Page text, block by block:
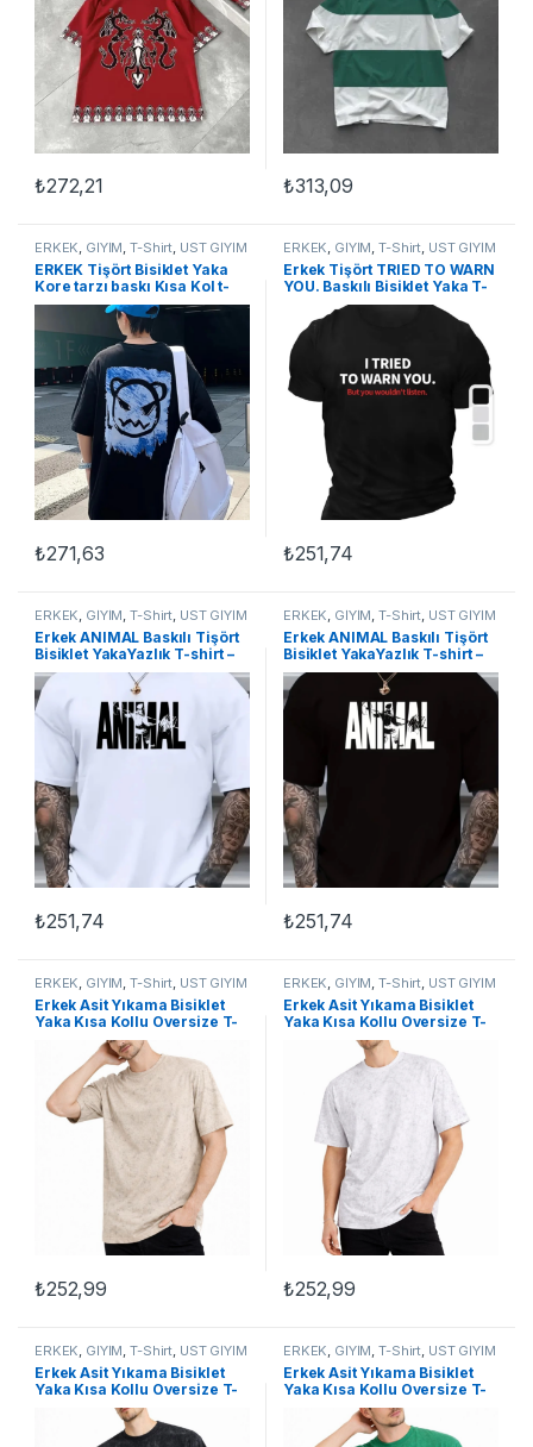
₺272,21
Bu ürünün birden fazla varyasyonu var. Seçenekler ürün
₺313,09
Bu ürünün birden fazla
ERKEK, GİYİM,T-Shirt, ÜST GİYİM
ERKEK Tişört Bisiklet Yaka
Kore tarzı baskı Kısa Kol t-
shirt – Siyah
₺271,63
Bu ürünün birden fazla varyasyonu var. Seçenekler ürün
ERKEK, GİYİM,T-Shirt, ÜST GİYİM
Erkek Tişört TRIED TO WARN
YOU. Baskılı Bisiklet Yaka T-
shirt – Siyah
₺251,74
Bu ürünün birden fazla
ERKEK, GİYİM,T-Shirt, ÜST GİYİM
Erkek ANIMAL Baskılı Tişört
Bisiklet YakaYazlık T-shirt –
Beyaz
₺251,74
Bu ürünün birden fazla varyasyonu var. Seçenekler ürün
ERKEK, GİYİM,T-Shirt, ÜST GİYİM
Erkek ANIMAL Baskılı Tişört
Bisiklet YakaYazlık T-shirt –
Siyah
₺251,74
Bu ürünün birden fazla
ERKEK, GİYİM,T-Shirt, ÜST GİYİM
Erkek Asit Yıkama Bisiklet
Yaka Kısa Kollu Oversize T-
Shirt Tişört – Bej
₺252,99
Bu ürünün birden fazla varyasyonu var. Seçenekler ürün
ERKEK, GİYİM,T-Shirt, ÜST GİYİM
Erkek Asit Yıkama Bisiklet
Yaka Kısa Kollu Oversize T-
Shirt Tişört – Beyaz
₺252,99
Bu ürünün birden fazla
ERKEK GİYİM ,T-Shirt ÜST GİYİM
Erkek Asit Yıkama Bisiklet
Yaka Kısa Kollu Oversize T-
Shirt Tişört – Siyah
ERKEK GİYİM ,T-Shirt ÜST GİYİM
Erkek Asit Yıkama Bisiklet
Yaka Kısa Kollu Oversize T-
Shirt Tişört – Yeşil